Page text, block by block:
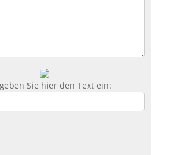
Sie hier den Text ein: